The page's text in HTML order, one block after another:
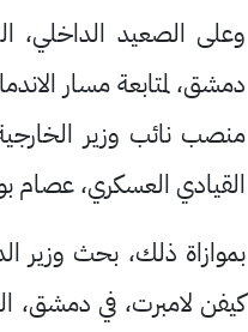
وعلى الصعيد الداخلي،
دمشق، لمتابعة مسار
منصب نائب وزير
القيادي العسكري، عصام
بموازاة ذلك، بحث وزير
كيفن لامبرت، في دمشق،